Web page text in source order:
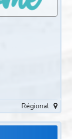
Régional